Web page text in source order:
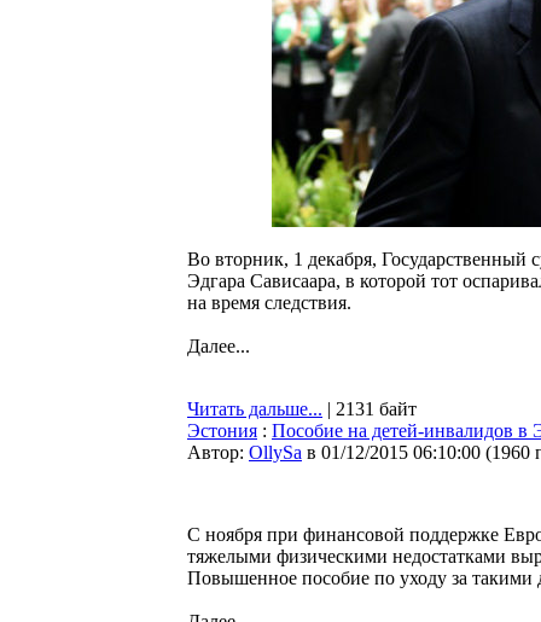
Во вторник, 1 декабря, Государственный
Эдгара Сависаара, в которой тот
на время следствия.
Далее...
Читать дальше... | 2131 байт
Эстония : Пособие на детей-инвалидов в
Автор: OllySa в 01/12/2015 06:10:00 (1960
С ноября при финансовой поддержке
тяжелыми физическими недостатками
Повышенное пособие по уходу за такими